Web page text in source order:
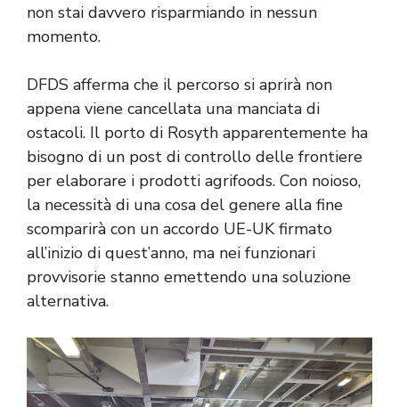
non stai davvero risparmiando in nessun
momento.
DFDS afferma che il percorso si aprirà non
appena viene cancellata una manciata di
ostacoli. Il porto di Rosyth apparentemente ha
bisogno di un post di controllo delle frontiere
per elaborare i prodotti agrifoods. Con noioso,
la necessità di una cosa del genere alla fine
scomparirà con un accordo UE-UK firmato
all’inizio di quest’anno, ma nei funzionari
provvisorie stanno emettendo una soluzione
alternativa.